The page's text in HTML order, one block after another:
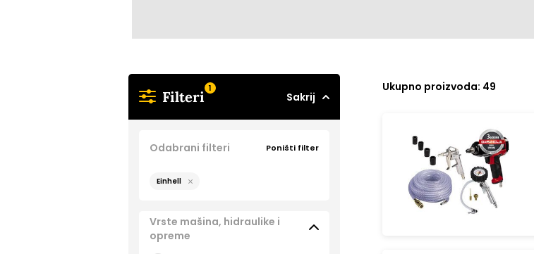
Filteri 1
Sakrij
Vrste mašina, hidraulike i
opreme
Odabrani filteri Poništi filter
Einhell
Ukupno proizvoda: 49